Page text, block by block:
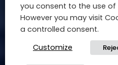
you consent to the use of
However you may visit
a controlled consent.
Customize